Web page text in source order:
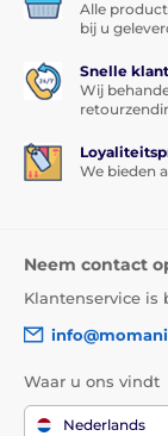
Alle
bij u
Snelle
Wij
We bieden
Neem contact
Klantenservice is
Waar u ons vindt
Nederlands